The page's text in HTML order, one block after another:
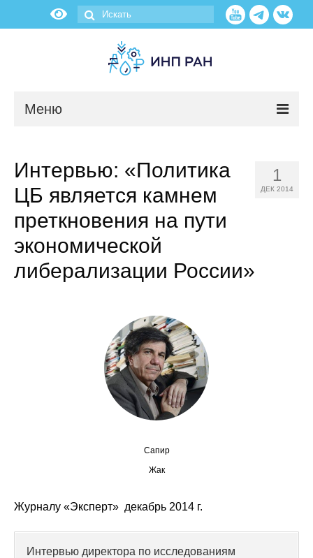
Меню
Научные подразделения
Администрация
Отчетность
Противодействие коррупции
Материалы для СМИ
Проблемы прогнозирования
1
ДЕК 2014
Интервью: «Политика
ЦБ является камнем
преткновения на пути
экономической
либерализации России»
Сапир
Жак
Журналу «Эксперт» декабрь 2014 г.
Интервью директора по исследованиям